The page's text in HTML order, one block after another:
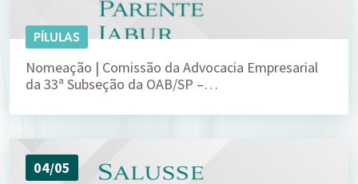
PÍLULAS
Nomeação | Comissão da Advocacia Empresarial
da 33ª Subseção da OAB/SP –…
04/05